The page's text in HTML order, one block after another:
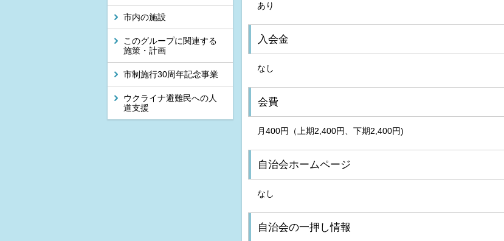
市内の施設
このグループに関連する
施策・計画
市制施行30周年記念事業
ウクライナ避難民への人
道支援
あり
入会金
なし
会費
月400円（上期2,400円、下期2,400円)
自治会ホームページ
なし
自治会の一押し情報